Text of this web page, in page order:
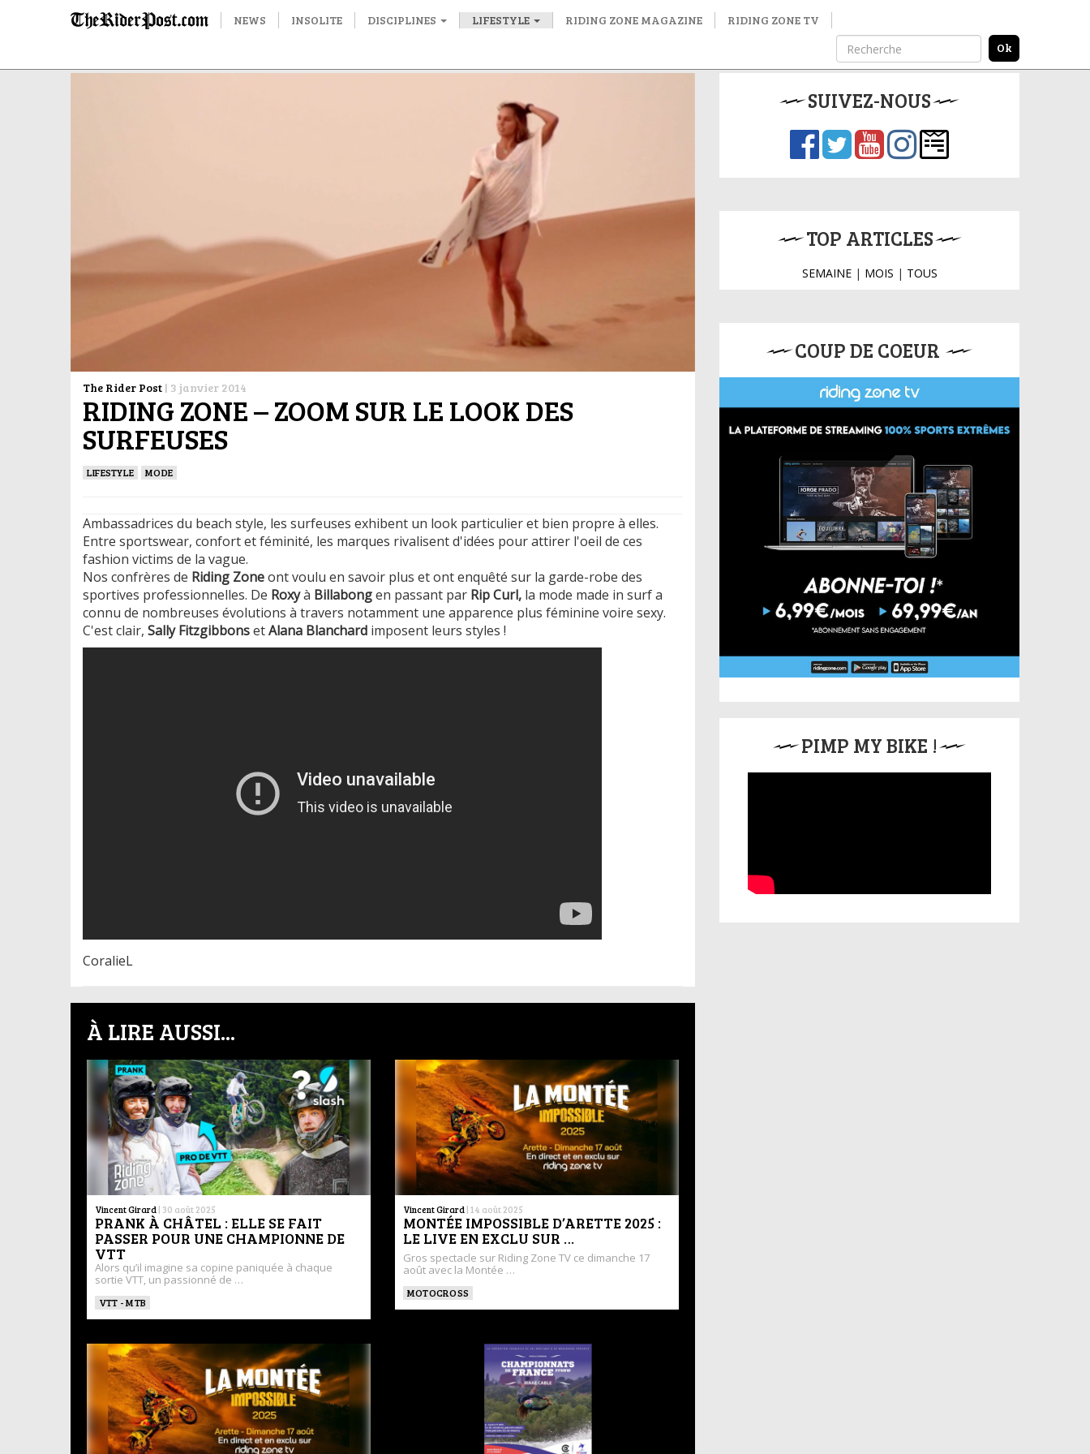
NEWS INSOLITE DISCIPLINES LIFESTYLE RIDING ZONE MAGAZINE RIDING ZONE TV
The Rider Post | 3 janvier 2014
RIDING ZONE – ZOOM SUR LE LOOK DES
SURFEUSES
LIFESTYLE MODE
Ambassadrices du beach style, les surfeuses exhibent un look particulier et bien propre à elles.
Entre sportswear, confort et féminité, les marques rivalisent d'idées pour attirer l'oeil de ces
fashion victims de la vague.
Nos confrères de Riding Zoneont voulu en savoir plus et ont enquêté sur la garde-robe des
sportives professionnelles. De Roxyà Billabongen passant par Rip Curl, la mode made in surf a
connu de nombreuses évolutions à travers notamment une apparence plus féminine voire sexy.
C'est clair, Sally FitzgibbonsetAlana Blanchard imposent leurs styles !
CoralieL
À LIRE AUSSI...
Vincent Girard | 30 août 2025
PRANK À CHÂTEL : ELLE SE FAIT
PASSER POUR UNE CHAMPIONNE DE
VTT
Alors qu’il imagine sa copine paniquée à chaque
sortie VTT, un passionné de …
VTT - MTB
Vincent Girard | 14 août 2025
MONTÉE IMPOSSIBLE D’ARETTE 2025 :
LE LIVE EN EXCLU SUR …
Gros spectacle sur Riding Zone TV ce dimanche 17
août avec la Montée …
MOTOCROSS
SUIVEZ-NOUS
TOP ARTICLES
SEMAINE| MOIS | TOUS
COUP DE COEUR
PIMP MY BIKE !